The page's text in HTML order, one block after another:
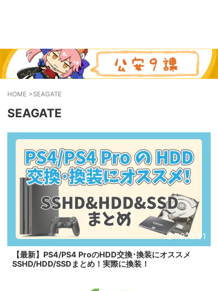
HOME >SEAGATE
SEAGATE
2021/1/1
【最新】PS4/PS4 ProのHDD交換･換装にオススメ
SSHD/HDD/SSDまとめ！実際に換装！